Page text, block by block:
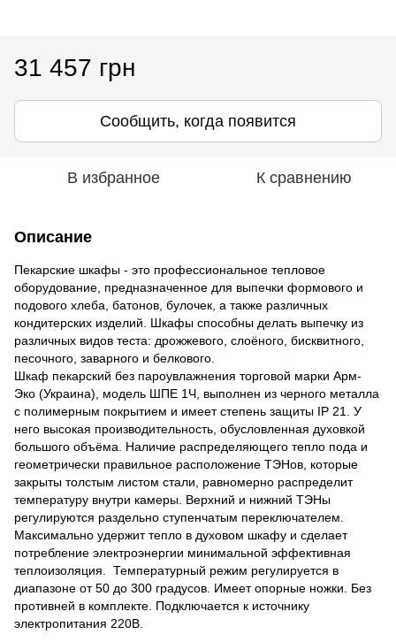
31 457 грн
Сообщить, когда появится
В избранное К сравнению
Описание
Пекарские шкафы - это профессиональное тепловое
оборудование, предназначенное для выпечки формового и
подового хлеба, батонов, булочек, а также различных
кондитерских изделий. Шкафы способны делать выпечку из
различных видов теста: дрожжевого, слоёного, бисквитного,
песочного, заварного и белкового.
Шкаф пекарский без пароувлажнения торговой марки Арм-
Эко (Украина), модель ШПЕ 1Ч, выполнен из черного металла
с полимерным покрытием и имеет степень защиты ІР 21. У
него высокая производительность, обусловленная духовкой
большого объёма. Наличие распределяющего тепло пода и
геометрически правильное расположение ТЭНов, которые
закрыты толстым листом стали, равномерно распределит
температуру внутри камеры. Верхний и нижний ТЭНы
регулируются раздельно ступенчатым переключателем.
Максимально удержит тепло в духовом шкафу и сделает
потребление электроэнергии минимальной эффективная
теплоизоляция. Температурный режим регулируется в
диапазоне от 50 до 300 градусов. Имеет опорные ножки. Без
противней в комплекте. Подключается к источнику
электропитания 220В.